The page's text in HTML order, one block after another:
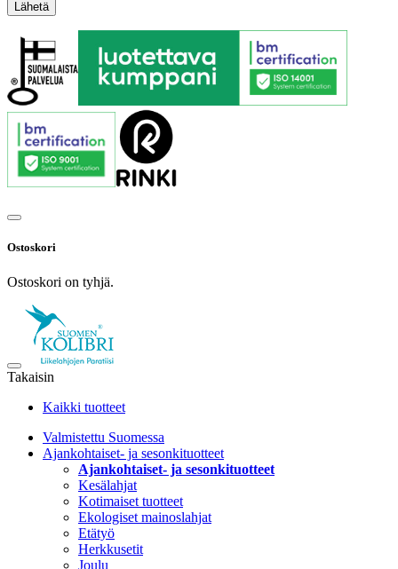
Ostoskori
Ostoskori on tyhjä.
Takaisin
Kaikki tuotteet
Valmistettu Suomessa
Ajankohtaiset- ja sesonkituotteet
Ajankohtaiset- ja sesonkituotteet
Kesälahjat
Kotimaiset tuotteet
Ekologiset mainoslahjat
Etätyö
Herkkusetit
Joulu